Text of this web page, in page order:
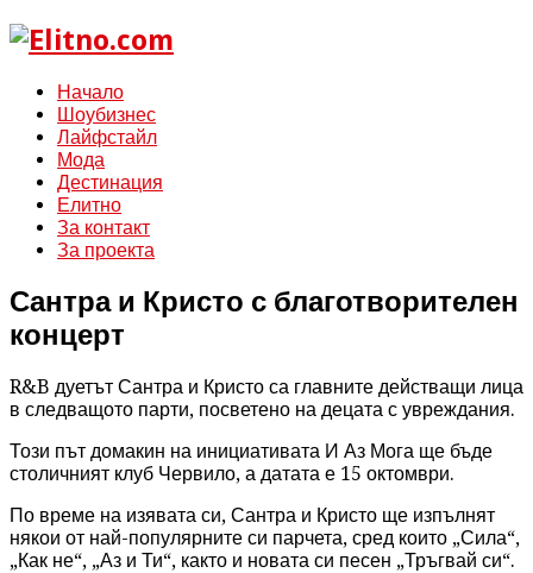
Начало
Шоубизнес
Лайфстайл
Мода
Дестинация
Елитно
За контакт
За проекта
Сантра и Кристо с благотворителен
концерт
R&B дуетът Сантра и Кристо са главните действащи лица
в следващото парти, посветено на децата с увреждания.
Този път домакин на инициативата И Аз Мога ще бъде
столичният клуб Червило, а датата е 15 октомври.
По време на изявата си, Сантра и Кристо ще изпълнят
някои от най-популярните си парчета, сред които „Сила“,
„Как не“, „Аз и Ти“, както и новата си песен „Тръгвай си“.